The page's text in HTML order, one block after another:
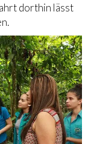
dorthin lässt